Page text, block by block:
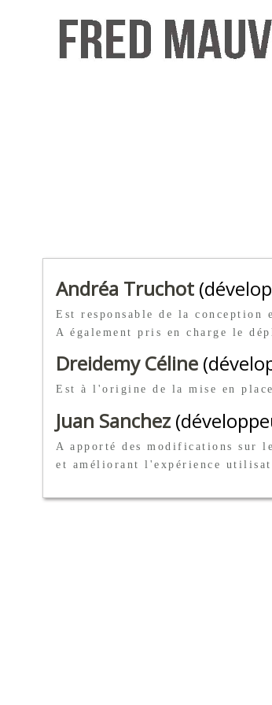
Andréa Truchot
Est responsable de la
A également pris en charge le
Dreidemy Céline
Est à l'origine de la mise en
Juan Sanchez
A apporté des modifications sur
et améliorant l'expérience